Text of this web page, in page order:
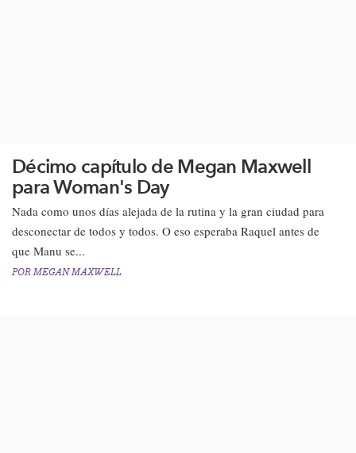
Décimo capítulo de Megan Maxwell
para Woman's Day
Nada como unos días alejada de la rutina y la gran ciudad para
desconectar de todos y todos. O eso esperaba Raquel antes de
que Manu se...
POR MEGAN MAXWELL